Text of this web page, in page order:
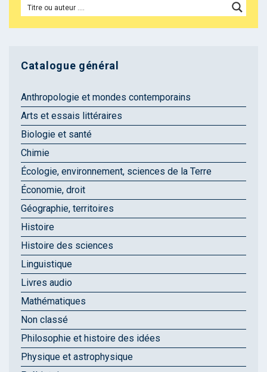
Catalogue général
Anthropologie et mondes contemporains
Arts et essais littéraires
Biologie et santé
Chimie
Écologie, environnement, sciences de la Terre
Économie, droit
Géographie, territoires
Histoire
Histoire des sciences
Linguistique
Livres audio
Mathématiques
Non classé
Philosophie et histoire des idées
Physique et astrophysique